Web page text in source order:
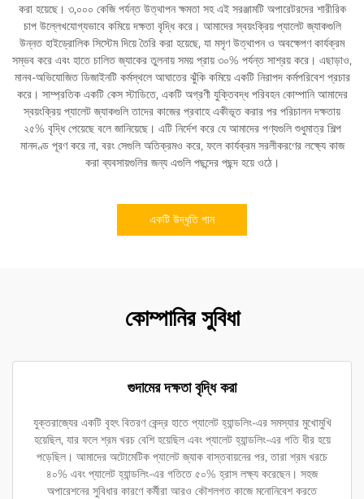
করা হয়েছে। ৩,০০০ কেজি পর্যন্ত উত্থাপন ক্ষমতা সহ এই সরঞ্জামটি অপারেটরদের শারীরিক
চাপ উল্লেখযোগ্যভাবে কমিয়ে দক্ষতা বৃদ্ধি করে। আমাদের স্বয়ংক্রিয় প্যালেট জ্যাকগুলি
উন্নত হাইড্রোলিক সিস্টেম দিয়ে তৈরি করা হয়েছে, যা মসৃণ উত্থাপন ও অবক্ষেপণ কার্যক্রম
সম্ভব করে এবং হাতে চালিত জ্যাকের তুলনায় সময় প্রায় ৩০% পর্যন্ত সাশ্রয় করে। এছাড়াও,
মানব-অভিযোজিত ডিজাইনটি কর্মস্থলে আঘাতের ঝুঁকি কমিয়ে একটি নিরাপদ কর্মপরিবেশ প্রচার
করে। সাম্প্রতিক একটি কেস স্টাডিতে, একটি অগ্রণী যুক্তিবদ্ধ পরিবহন কোম্পানি আমাদের
স্বয়ংক্রিয় প্যালেট জ্যাকগুলি তাদের কাজের প্রবাহে একীভূত করার পর পরিচালন দক্ষতায়
২৫% বৃদ্ধি পেয়েছে বলে জানিয়েছে। এটি নির্দেশ করে যে আমাদের পণ্যগুলি শুধুমাত্র শিল্প
মানদণ্ড পূরণ করে না, বরং সেগুলি অতিক্রমও করে, ফলে কার্যক্রম সরলীকরণের লক্ষ্যে কাজ
করা ব্যবসায়গুলির জন্য এগুলি পছন্দের পছন্দ হয়ে ওঠে।
একটি উদ্ধৃতি পান
কোম্পানির সুবিধা
গুদামের দক্ষতা বৃদ্ধি করা
যুক্তরাজ্যের একটি বৃহৎ বিতরণ কেন্দ্র হাতে প্যালেট হ্যান্ডলিং-এর সমস্যার মুখোমুখি
হয়েছিল, যার ফলে শ্রম খরচ বেশি হয়েছিল এবং প্যালেট হ্যান্ডলিং-এর গতি ধীর হয়ে
পড়েছিল। আমাদের অটোমেটিক প্যালেট জ্যাক বাস্তবায়নের পর, তারা শ্রম খরচে
৪০% এবং প্যালেট হ্যান্ডলিং-এর গতিতে ৫০% হ্রাস লক্ষ্য করেছেন। সহজ
অপারেশনের সুবিধার কারণে কর্মীরা আরও কৌশলগত কাজে মনোনিবেশ করতে